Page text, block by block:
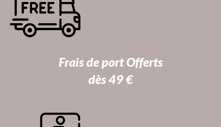
Frais de port Offerts
dès 49 €